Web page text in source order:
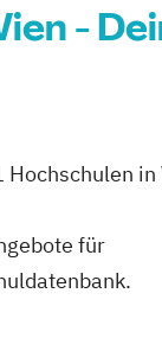
-
in
für